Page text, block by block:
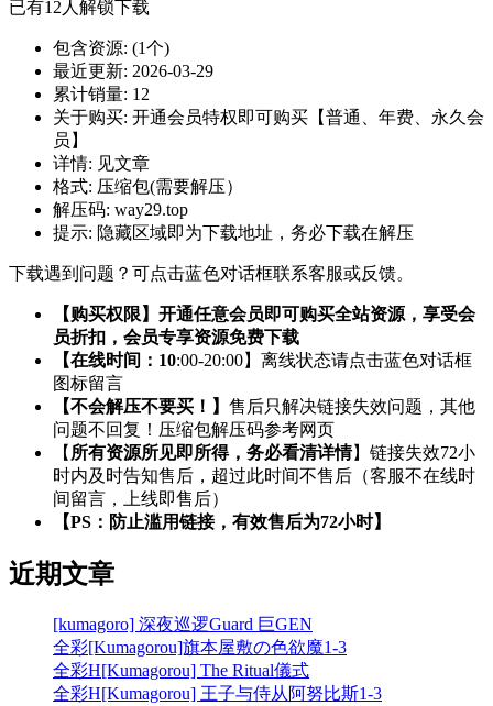
已有12人解锁下载
包含资源: (1个)
最近更新: 2026-03-29
累计销量: 12
关于购买: 开通会员特权即可购买【普通、年费、永久会
员】
详情: 见文章
格式: 压缩包(需要解压）
解压码: way29.top
提示: 隐藏区域即为下载地址，务必下载在解压
下载遇到问题？可点击蓝色对话框联系客服或反馈。
【购买权限】开通任意会员即可购买全站资源，享受会
员折扣，会员专享资源免费下载
【在线时间：10:00-20:00】离线状态请点击蓝色对话框
图标留言
【不会解压不要买！】 售后只解决链接失效问题，其他
问题不回复！压缩包解压码参考网页
【 所有资源所见即所得，务必看清详情】链接失效72小
时内及时告知售后，超过此时间不售后（客服不在线时
间留言，上线即售后）
【PS：防止滥用链接，有效售后为72小时】
近期文章
[kumagoro] 深夜巡逻Guard 巨GEN
全彩[Kumagorou]旗本屋敷の色欲魔1-3
全彩H[Kumagorou] The Ritual儀式
全彩H[Kumagorou] 王子与侍从阿努比斯1-3